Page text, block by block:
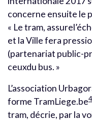
concerne ensuite le
« Le tram,
et la Ville fera
(partenariat public-
ceuxdu bus. »
L’association
forme TramLiege.be4
tram, décrie, par la